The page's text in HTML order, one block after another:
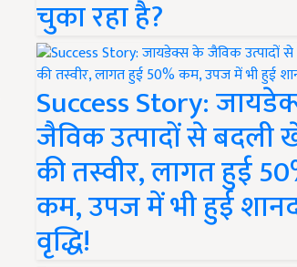
चुका रहा है?
Success Story:
जैविक उत्पादों से बदली
की तस्वीर, लागत हुई
कम, उपज में भी हुई
वृद्धि!